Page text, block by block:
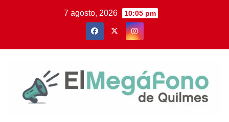
7 agosto, 2026 10:05 pm